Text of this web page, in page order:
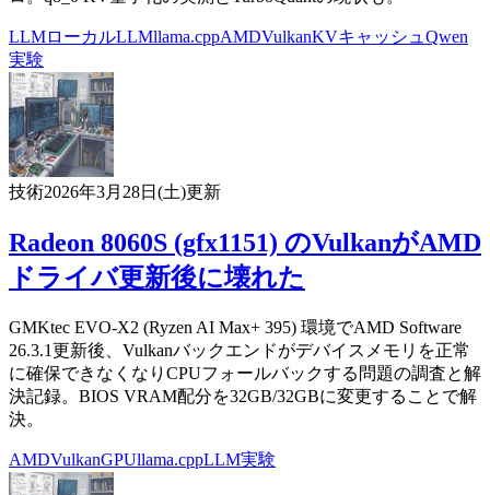
LLMローカルLLMllama.cppAMDVulkanKVキャッシュ Qwen
実験
技術2026年3月28日(土)更新
Radeon 8060S (gfx1151) のVulkanがAMD
ドライバ更新後に壊れた
GMKtec EVO-X2 (Ryzen AI Max+ 395) 環境でAMD Software
26.3.1更新後、Vulkanバックエンドがデバイスメモリを正常
に確保できなくなりCPUフォールバックする問題の調査と解
決記録。BIOS VRAM配分を32GB/32GBに変更することで解
決。
AMDVulkanGPUllama.cppLLM実験